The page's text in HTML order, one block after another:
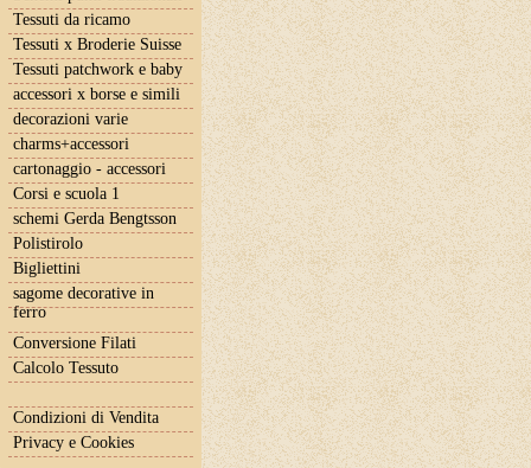
Tessuti da ricamo
Tessuti x Broderie Suisse
Tessuti patchwork e baby
accessori x borse e simili
decorazioni varie
charms+accessori
cartonaggio - accessori
Corsi e scuola 1
schemi Gerda Bengtsson
Polistirolo
Bigliettini
sagome decorative in
ferro
Conversione Filati
Calcolo Tessuto
Condizioni di Vendita
Privacy e Cookies